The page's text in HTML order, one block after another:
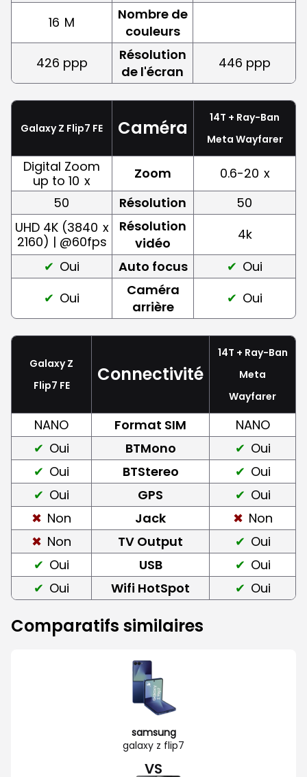
16 M
Nombre de
couleurs
426 ppp
Résolution
de l'écran
446 ppp
Galaxy Z Flip7 FE Caméra
14T + Ray-Ban
Meta Wayfarer
Digital Zoom
up to 10 x Zoom 0.6-20 x
50
Résolution
50
UHD 4K (3840 x
2160) | @60fps
Résolution
vidéo
4k
Oui
Auto focus
Oui
Oui
Caméra
arrière
Oui
Galaxy Z
Flip7 FE
Connectivité
14T + Ray-Ban
Meta
Wayfarer
NANO Format SIM
NANO
Oui
BTMono
Oui
Oui
BTStereo
Oui
Oui
GPS
Oui
Non
Jack
Non
Non
TV Output
Oui
Oui
USB
Oui
Oui
Wifi HotSpot Oui
Comparatifs similaires
samsung
galaxy z flip7
VS